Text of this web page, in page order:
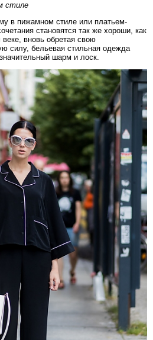
стиле
в пижамном стиле или платьем-
становятся так же хороши, как
вновь обретая свою
силу, бельевая стильная одежда
шарм и лоск.